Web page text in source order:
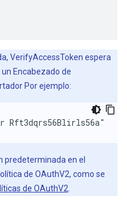
VerifyAccessToken espera
Encabezado de
Por ejemplo:
Rft3dqrs56Blirls56a"
predeterminada en el
de OAuthV2, como se
de OAuthV2